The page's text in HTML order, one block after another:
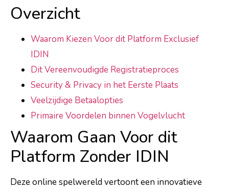
Overzicht
Waarom Kiezen Voor dit Platform Exclusief
IDIN
Dit Vereenvoudigde Registratieproces
Security & Privacy in het Eerste Plaats
Veelzijdige Betaalopties
Primaire Voordelen binnen Vogelvlucht
Waarom Gaan Voor dit
Platform Zonder IDIN
Deze online spelwereld vertoont een innovatieve